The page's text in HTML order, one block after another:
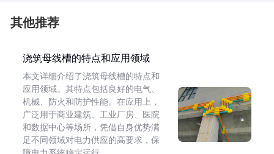
其他推荐
浇筑母线槽的特点和应用领域
本文详细介绍了浇筑母线槽的特点和
应用领域。其特点包括良好的电气、
机械、防火和防护性能。在应用上，
广泛用于商业建筑、工业厂房、医院
和数据中心等场所，凭借自身优势满
足不同领域对电力供应的高要求，保